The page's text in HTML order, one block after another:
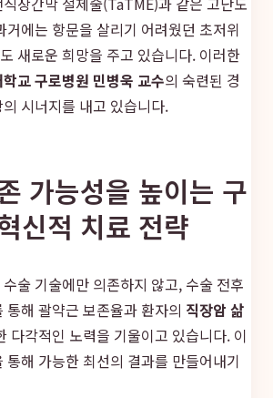
거에는 항문을 살리기 어려웠던 초저위
새로운 희망을 주고 있습니다. 이러한
교 구로병원 민병욱 교수의 숙련된 경
시너지를 내고 있습니다.
가능성을 높이는 구
신적 치료 전략
술 기술에만 의존하지 않고, 수술 전후
통해 괄약근 보존율과 환자의 직장암 삶
다각적인 노력을 기울이고 있습니다. 이
통해 가능한 최선의 결과를 만들어내기